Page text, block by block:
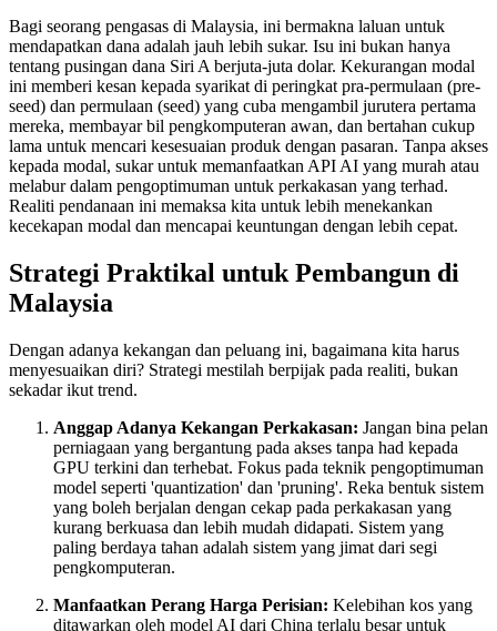
Bagi seorang pengasas di Malaysia, ini bermakna laluan untuk
mendapatkan dana adalah jauh lebih sukar. Isu ini bukan hanya
tentang pusingan dana Siri A berjuta-juta dolar. Kekurangan modal
ini memberi kesan kepada syarikat di peringkat pra-permulaan (pre-
seed) dan permulaan (seed) yang cuba mengambil jurutera pertama
mereka, membayar bil pengkomputeran awan, dan bertahan cukup
lama untuk mencari kesesuaian produk dengan pasaran. Tanpa akses
kepada modal, sukar untuk memanfaatkan API AI yang murah atau
melabur dalam pengoptimuman untuk perkakasan yang terhad.
Realiti pendanaan ini memaksa kita untuk lebih menekankan
kecekapan modal dan mencapai keuntungan dengan lebih cepat.
Strategi Praktikal untuk Pembangun di
Malaysia
Dengan adanya kekangan dan peluang ini, bagaimana kita harus
menyesuaikan diri? Strategi mestilah berpijak pada realiti, bukan
sekadar ikut trend.
Anggap Adanya Kekangan Perkakasan: Jangan bina pelan
perniagaan yang bergantung pada akses tanpa had kepada
GPU terkini dan terhebat. Fokus pada teknik pengoptimuman
model seperti 'quantization' dan 'pruning'. Reka bentuk sistem
yang boleh berjalan dengan cekap pada perkakasan yang
kurang berkuasa dan lebih mudah didapati. Sistem yang
paling berdaya tahan adalah sistem yang jimat dari segi
pengkomputeran.
Manfaatkan Perang Harga Perisian: Kelebihan kos yang
ditawarkan oleh model AI dari China terlalu besar untuk